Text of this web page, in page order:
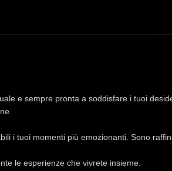
e sempre pronta a soddisfare i tuoi
i tuoi momenti più emozionanti. Sono
le esperienze che vivrete insieme.